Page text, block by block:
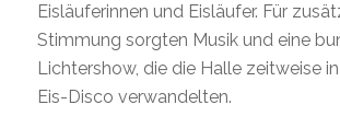
Eisläuferinnen und Eisläufer. Für
Stimmung sorgten Musik und eine
Lichtershow, die die Halle zeitweise
Eis-Disco verwandelten.